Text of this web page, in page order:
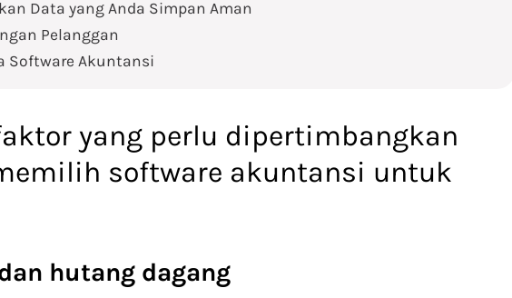
Data yang Anda Simpan Aman
Pelanggan
Software Akuntansi
yang perlu dipertimbangkan
software akuntansi untuk
hutang dagang